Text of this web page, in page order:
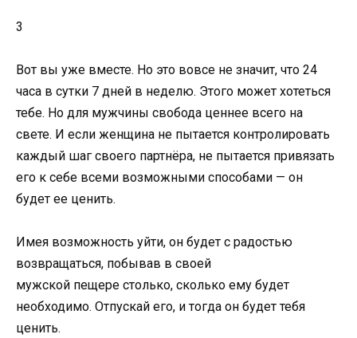
3
Вот вы уже вместе. Но это вовсе не значит, что 24
часа в сутки 7 дней в неделю. Этого может хотеться
тебе. Но для мужчины свобода ценнее всего на
свете. И если женщина не пытается контролировать
каждый шаг своего партнёра, не пытается привязать
его к себе всеми возможными способами — он
будет ее ценить.
Имея возможность уйти, он будет с радостью
возвращаться, побывав в своей
мужской пещере столько, сколько ему будет
необходимо. Отпускай его, и тогда он будет тебя
ценить.